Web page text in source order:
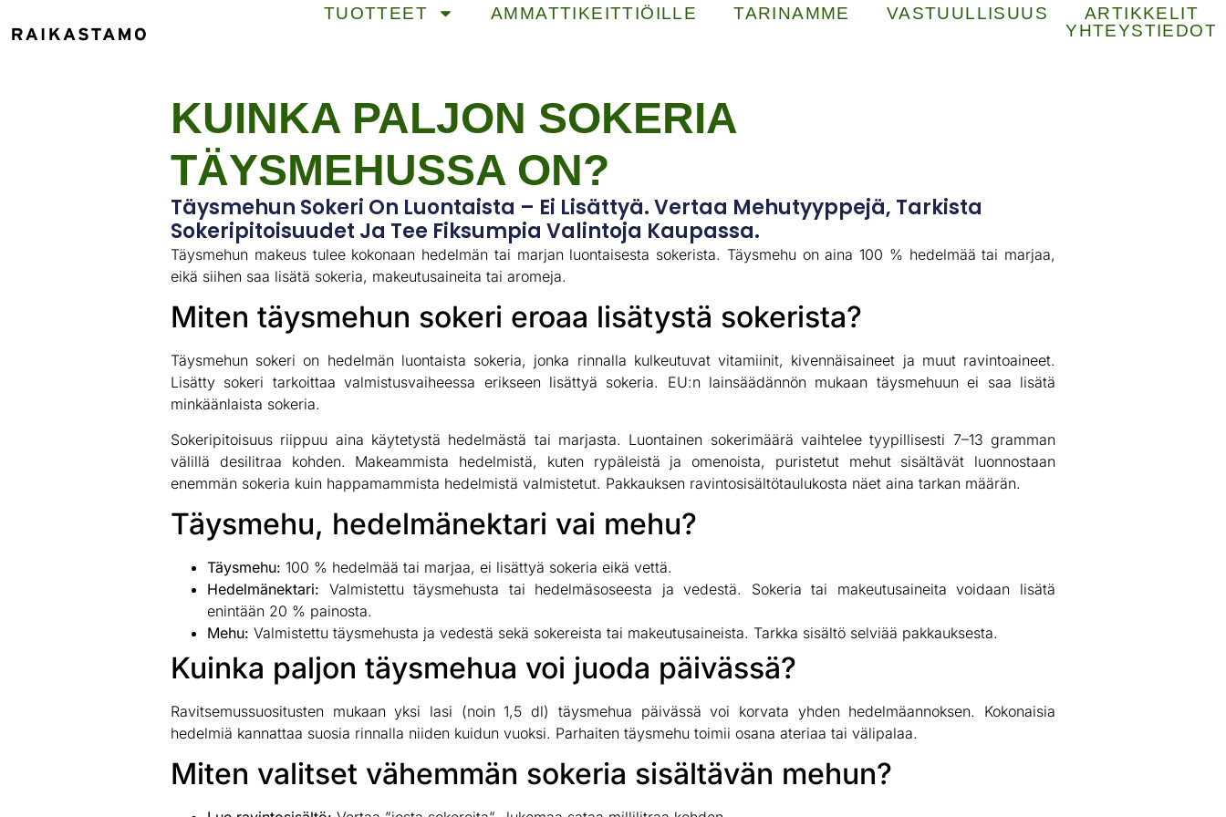
TUOTTEET AMMATTIKEITTIÖILLE TARINAMME VASTUULLISUUS
ARTIKKELIT
YHTEYSTIEDOT
KUINKA PALJON SOKERIA
TÄYSMEHUSSA ON?
Täysmehun Sokeri On Luontaista – Ei Lisättyä. Vertaa Mehutyyppejä, Tarkista
Sokeripitoisuudet Ja Tee Fiksumpia Valintoja Kaupassa.
Täysmehun makeus tulee kokonaan hedelmän tai marjan luontaisesta sokerista. Täysmehu on aina 100 % hedelmää tai marjaa,
eikä siihen saa lisätä sokeria, makeutusaineita tai aromeja.
Miten täysmehun sokeri eroaa lisätystä sokerista?
Täysmehun sokeri on hedelmän luontaista sokeria, jonka rinnalla kulkeutuvat vitamiinit, kivennäisaineet ja muut ravintoaineet.
Lisätty sokeri tarkoittaa valmistusvaiheessa erikseen lisättyä sokeria. EU:n lainsäädännön mukaan täysmehuun ei saa lisätä
minkäänlaista sokeria.
Sokeripitoisuus riippuu aina käytetystä hedelmästä tai marjasta. Luontainen sokerimäärä vaihtelee tyypillisesti 7–13 gramman
välillä desilitraa kohden. Makeammista hedelmistä, kuten rypäleistä ja omenoista, puristetut mehut sisältävät luonnostaan
enemmän sokeria kuin happamammista hedelmistä valmistetut. Pakkauksen ravintosisältötaulukosta näet aina tarkan määrän.
Täysmehu, hedelmänektari vai mehu?
Täysmehu: 100 % hedelmää tai marjaa, ei lisättyä sokeria eikä vettä.
Hedelmänektari: Valmistettu täysmehusta tai hedelmäsoseesta ja vedestä. Sokeria tai makeutusaineita voidaan lisätä
enintään 20 % painosta.
Mehu: Valmistettu täysmehusta ja vedestä sekä sokereista tai makeutusaineista. Tarkka sisältö selviää pakkauksesta.
Kuinka paljon täysmehua voi juoda päivässä?
Ravitsemussuositusten mukaan yksi lasi (noin 1,5 dl) täysmehua päivässä voi korvata yhden hedelmäannoksen. Kokonaisia
hedelmiä kannattaa suosia rinnalla niiden kuidun vuoksi. Parhaiten täysmehu toimii osana ateriaa tai välipalaa.
Miten valitset vähemmän sokeria sisältävän mehun?